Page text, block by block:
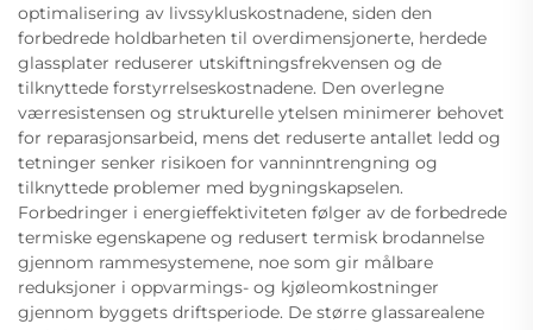
optimalisering av livssykluskostnadene, siden den
forbedrede holdbarheten til overdimensjonerte, herdede
glassplater reduserer utskiftningsfrekvensen og de
tilknyttede forstyrrelseskostnadene. Den overlegne
værresistensen og strukturelle ytelsen minimerer behovet
for reparasjonsarbeid, mens det reduserte antallet ledd og
tetninger senker risikoen for vanninntrengning og
tilknyttede problemer med bygningskapselen.
Forbedringer i energieffektiviteten følger av de forbedrede
termiske egenskapene og redusert termisk brodannelse
gjennom rammesystemene, noe som gir målbare
reduksjoner i oppvarmings- og kjøleomkostninger
gjennom byggets driftsperiode. De større glassarealene